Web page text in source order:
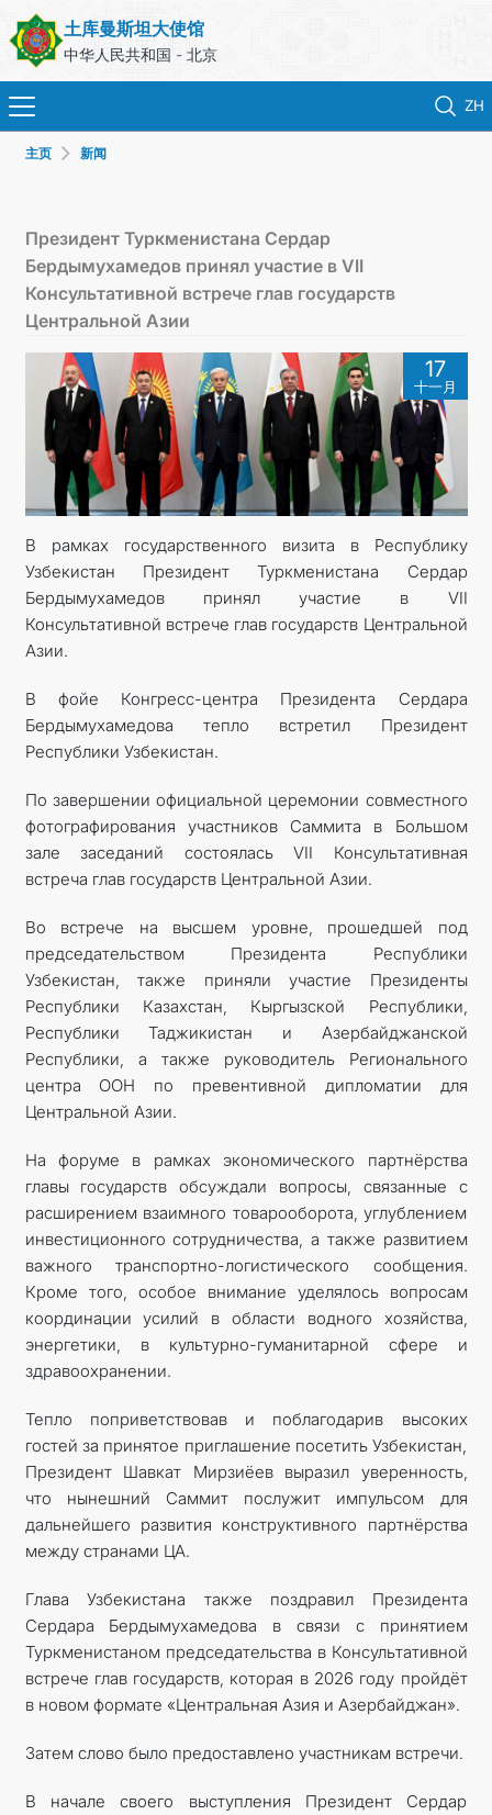
土库曼斯坦大使馆
中华人民共和国 - 北京
ZH
土库曼斯坦
外交部
联系我们
主页 新闻
Президент Туркменистана Сердар
Бердымухамедов принял участие в VII
Консультативной встрече глав государств
Центральной Азии
17
十一月
В рамках государственного визита в Республику
Узбекистан Президент Туркменистана Сердар
Бердымухамедов принял участие в VII
Консультативной встрече глав государств Центральной
Азии.
В фойе Конгресс-центра Президента Сердара
Бердымухамедова тепло встретил Президент
Республики Узбекистан.
По завершении официальной церемонии совместного
фотографирования участников Саммита в Большом
зале заседаний состоялась VII Консультативная
встреча глав государств Центральной Азии.
Во встрече на высшем уровне, прошедшей под
председательством Президента Республики
Узбекистан, также приняли участие Президенты
Республики Казахстан, Кыргызской Республики,
Республики Таджикистан и Азербайджанской
Республики, а также руководитель Регионального
центра ООН по превентивной дипломатии для
Центральной Азии.
На форуме в рамках экономического партнёрства
главы государств обсуждали вопросы, связанные с
расширением взаимного товарооборота, углублением
инвестиционного сотрудничества, а также развитием
важного транспортно-логистического сообщения.
Кроме того, особое внимание уделялось вопросам
координации усилий в области водного хозяйства,
энергетики, в культурно-гуманитарной сфере и
здравоохранении.
Тепло поприветствовав и поблагодарив высоких
гостей за принятое приглашение посетить Узбекистан,
Президент Шавкат Мирзиёев выразил уверенность,
что нынешний Саммит послужит импульсом для
дальнейшего развития конструктивного партнёрства
между странами ЦА.
Глава Узбекистана также поздравил Президента
Сердара Бердымухамедова в связи с принятием
Туркменистаном председательства в Консультативной
встрече глав государств, которая в 2026 году пройдёт
в новом формате «Центральная Азия и Азербайджан».
Затем слово было предоставлено участникам встречи.
В начале своего выступления Президент Сердар